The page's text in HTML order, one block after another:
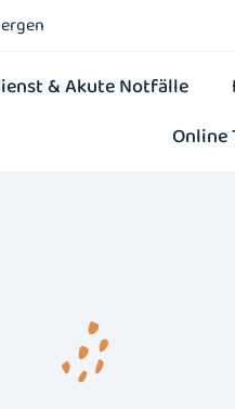
& Akute Notfälle
Online